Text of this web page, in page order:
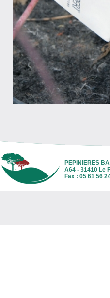
PEPINIERES
A64 - 31410 Le
Fax : 05 61 56